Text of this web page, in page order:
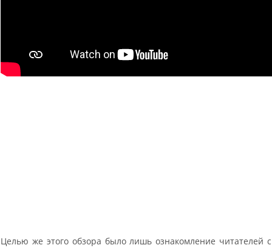
Целью же этого обзора было лишь ознакомление читателей с